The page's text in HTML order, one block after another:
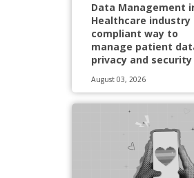
Data Management
Healthcare industry
compliant way to
manage patient
privacy and security
August 03, 2026